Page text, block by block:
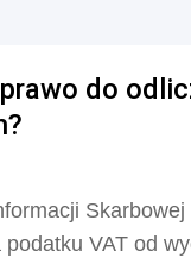
do
Skarbowej
VAT od